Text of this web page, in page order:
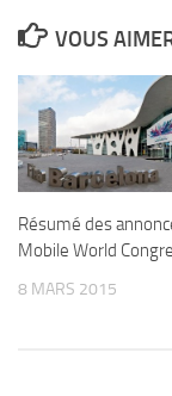
VOUS
Résumé des
Mobile World
8 MARS 2015